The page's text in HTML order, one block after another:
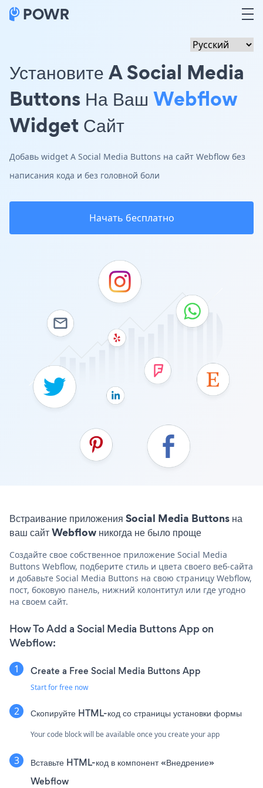
Установите A Social Media
Buttons На Ваш Webflow
Widget Сайт
Добавь widget A Social Media Buttons на сайт Webflow без
написания кода и без головной боли
Начать бесплатно
Встраивание приложения Social Media Buttons на
ваш сайт Webflow никогда не было проще
Создайте свое собственное приложение Social Media
Buttons Webflow, подберите стиль и цвета своего веб-сайта
и добавьте Social Media Buttons на свою страницу Webflow,
пост, боковую панель, нижний колонтитул или где угодно
на своем сайт.
How To Add a Social Media Buttons App on
Webflow:
Create a Free Social Media Buttons App
Start for free now
Скопируйте HTML-код со страницы установки формы
Your code block will be available once you create your app
Вставьте HTML-код в компонент «Внедрение»
Webflow